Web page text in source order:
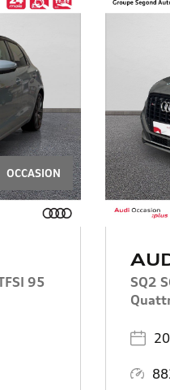
OCCASION
95
SQ2
Année